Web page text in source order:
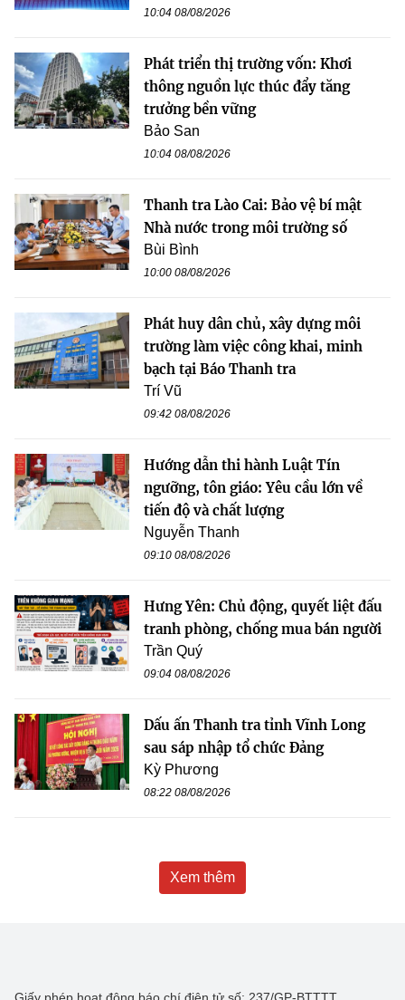
10:04 08/08/2026
Phát triển thị trường vốn: Khơi
thông nguồn lực thúc đẩy tăng
trưởng bền vững
Bảo San
10:04 08/08/2026
Thanh tra Lào Cai: Bảo vệ bí mật
Nhà nước trong môi trường số
Bùi Bình
10:00 08/08/2026
Phát huy dân chủ, xây dựng môi
trường làm việc công khai, minh
bạch tại Báo Thanh tra
Trí Vũ
09:42 08/08/2026
Hướng dẫn thi hành Luật Tín
ngưỡng, tôn giáo: Yêu cầu lớn về
tiến độ và chất lượng
Nguyễn Thanh
09:10 08/08/2026
Hưng Yên: Chủ động, quyết liệt đấu
tranh phòng, chống mua bán người
Trần Quý
09:04 08/08/2026
Dấu ấn Thanh tra tỉnh Vĩnh Long
sau sáp nhập tổ chức Đảng
Kỳ Phương
08:22 08/08/2026
Xem thêm
Giấy phép hoạt động báo chí điện tử số: 237/GP-BTTTT